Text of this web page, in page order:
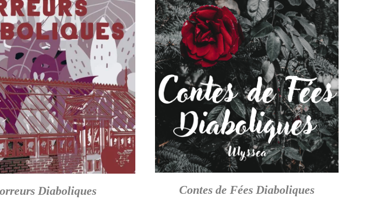
Diaboliques Contes de Fées Diaboliques